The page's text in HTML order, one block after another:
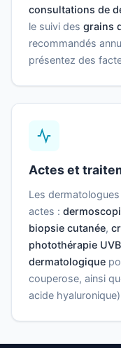
consultations de
le suivi des grains
recommandés
présentez des
Actes et
Les
actes :
biopsie cutanée,
photothérapie UVB
dermatologique
couperose, ainsi
acide